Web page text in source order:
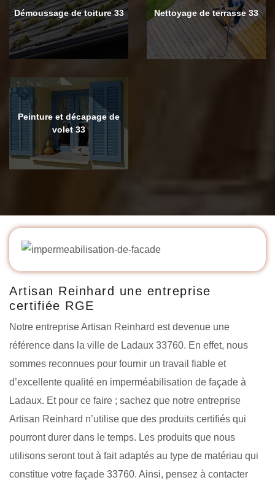
Démoussage de toiture 33 Nettoyage de terrasse 33
Peinture et décapage de
volet 33
Artisan Reinhard une entreprise
certifiée RGE
Notre entreprise Artisan Reinhard est devenue une
référence dans la ville de Ladaux 33760. En effet, nous
sommes reconnues pour fournir un travail fiable et
d’excellente qualité en imperméabilisation de façade à
Ladaux. Et pour ce faire ; sachez que notre entreprise
Artisan Reinhard n’utilise que des produits certifiés qui
pourront durer dans le temps. Les produits que nous
utilisons seront tout à fait adaptés au type de matériau qui
constitue votre façade 33760. Ainsi, pensez à contacter